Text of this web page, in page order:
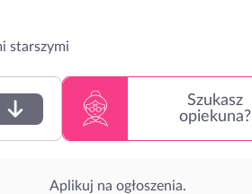
starszymi
Szukasz
opiekuna?
Aplikuj na ogłoszenia.